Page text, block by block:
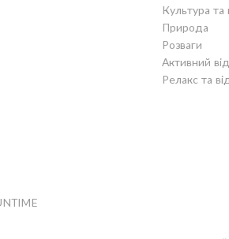
Культура
Природа
Розваги
Активний
Релакс та